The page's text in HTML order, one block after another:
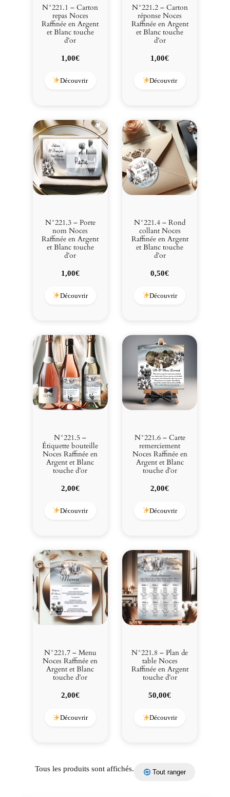
N°221.1 – Carton
repas Noces
Raffinée en Argent
et Blanc touche
d’or
1,00€
Découvrir
N°221.2 – Carton
réponse Noces
Raffinée en Argent
et Blanc touche
d’or
1,00€
Découvrir
N°221.3 – Porte
nom Noces
Raffinée en Argent
et Blanc touche
d’or
1,00€
Découvrir
N°221.4 – Rond
collant Noces
Raffinée en Argent
et Blanc touche
d’or
0,50€
Découvrir
N°221.5 –
Étiquette bouteille
Noces Raffinée en
Argent et Blanc
touche d’or
2,00€
Découvrir
N°221.6 – Carte
remerciement
Noces Raffinée en
Argent et Blanc
touche d’or
2,00€
Découvrir
N°221.7 – Menu
Noces Raffinée en
Argent et Blanc
touche d’or
2,00€
Découvrir
N°221.8 – Plan de
table Noces
Raffinée en Argent
touche d’or
50,00€
Découvrir
Tous les produits sont affichés. Tout ranger